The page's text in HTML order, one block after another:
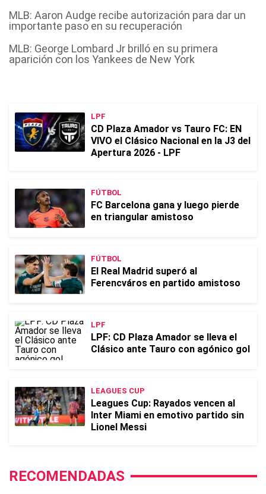
MLB: Aaron Audge recibe autorización para dar un
importante paso en su recuperación
MLB: George Lombard Jr brilló en su primera
aparición con los Yankees de New York
LPF
CD Plaza Amador vs Tauro FC: EN
VIVO el Clásico Nacional en la J3 del
Apertura 2026 - LPF
FÚTBOL
FC Barcelona gana y luego pierde
en triangular amistoso
FÚTBOL
El Real Madrid superó al
Ferencváros en partido amistoso
LPF
LPF: CD Plaza Amador se lleva el
Clásico ante Tauro con agónico gol
LEAGUES CUP
Leagues Cup: Rayados vencen al
Inter Miami en emotivo partido sin
Lionel Messi
RECOMENDADAS